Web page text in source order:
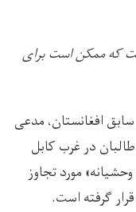
که ممکن است برای
عضو ارتش سابق افغانستان، مدعی
۳۱ اگست ۲۰۲۱ توسط طالبان در غرب کابل
مورد تجاوز
گرفته است.